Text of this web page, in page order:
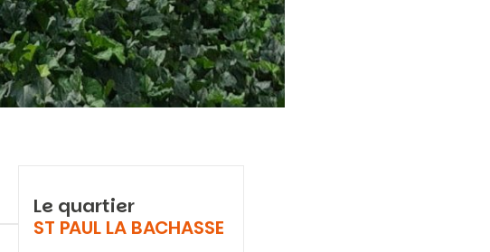
Le quartier
ST PAUL LA BACHASSE